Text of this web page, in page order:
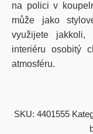
na polici v
může jako
využijete jakkoli,
interiéru osobitý
atmosféru.
SKU: 4401555